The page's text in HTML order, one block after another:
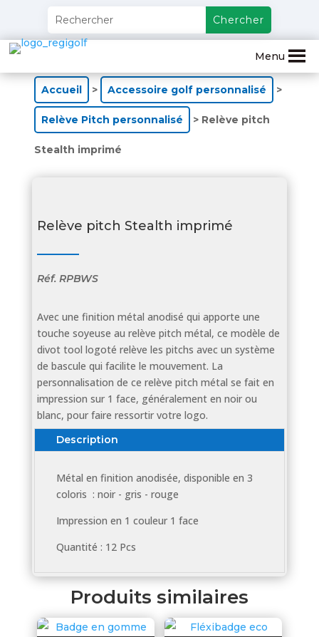
Menu
Accueil > Accessoire golf personnalisé >
Relève Pitch personnalisé > Relève pitch
Stealth imprimé
Relève pitch Stealth imprimé
Réf. RPBWS
Avec une finition métal anodisé qui apporte une
touche soyeuse au relève pitch métal, ce modèle de
divot tool logoté relève les pitchs avec un système
de bascule qui facilite le mouvement. La
personnalisation de ce relève pitch métal se fait en
impression sur 1 face, généralement en noir ou
blanc, pour faire ressortir votre logo.
Description
Métal en finition anodisée, disponible en 3
coloris : noir - gris - rouge
Impression en 1 couleur 1 face
Quantité : 12 Pcs
Produits similaires